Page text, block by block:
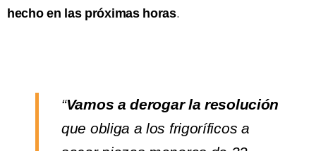
hecho en las próximas horas.
“Vamos a derogar la resolución
que obliga a los frigoríficos a